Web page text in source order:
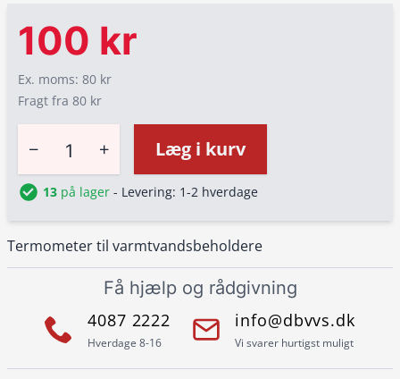
Termometer til varmtvandsbeholdere
100 kr
Ex. moms: 80 kr
Fragt fra 80 kr
− + Læg i kurv
13 på lager - Levering: 1-2 hverdage
Få hjælp og rådgivning
4087 2222
Hverdage 8-16
info@dbvvs.dk
Vi svarer hurtigst muligt